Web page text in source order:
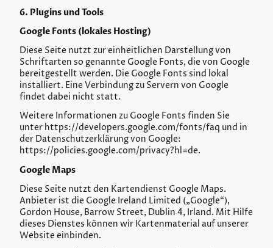
6. Plugins und Tools
Google Fonts (lokales Hosting)
Diese Seite nutzt zur einheitlichen Darstellung von
Schriftarten so genannte Google Fonts, die von Google
bereitgestellt werden. Die Google Fonts sind lokal
installiert. Eine Verbindung zu Servern von Google
findet dabei nicht statt.
Weitere Informationen zu Google Fonts finden Sie
unter https://developers.google.com/fonts/faq und in
der Datenschutzerklärung von Google:
https://policies.google.com/privacy?hl=de.
Google Maps
Diese Seite nutzt den Kartendienst Google Maps.
Anbieter ist die Google Ireland Limited („Google“),
Gordon House, Barrow Street, Dublin 4, Irland. Mit Hilfe
dieses Dienstes können wir Kartenmaterial auf unserer
Website einbinden.